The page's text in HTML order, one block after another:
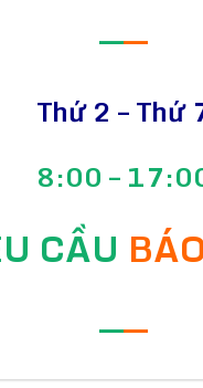
——
Thứ 2 – Thứ
8:00 –
CẦU
——